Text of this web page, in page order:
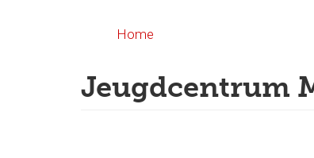
Home
Jeugdcentrum